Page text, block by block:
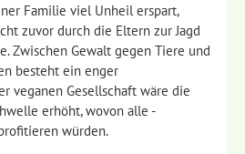
Familie viel Unheil erspart,
zuvor durch die Eltern zur Jagd
Zwischen Gewalt gegen Tiere und
besteht ein enger
veganen Gesellschaft wäre die
erhöht, wovon alle -
würden.